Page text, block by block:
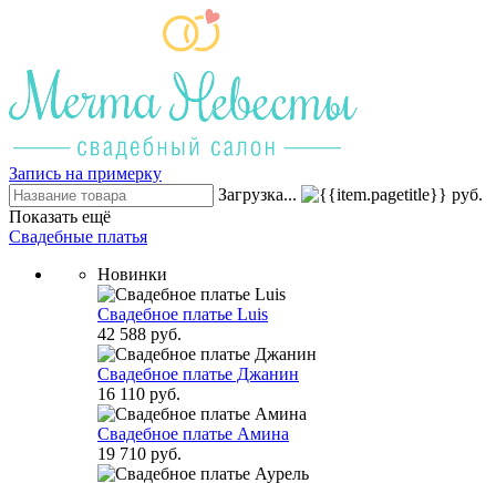
Запись на примерку
Загрузка...
руб.
Показать ещё
Свадебные платья
Новинки
Свадебное платье Luis
42 588 руб.
Свадебное платье Джанин
16 110 руб.
Свадебное платье Амина
19 710 руб.